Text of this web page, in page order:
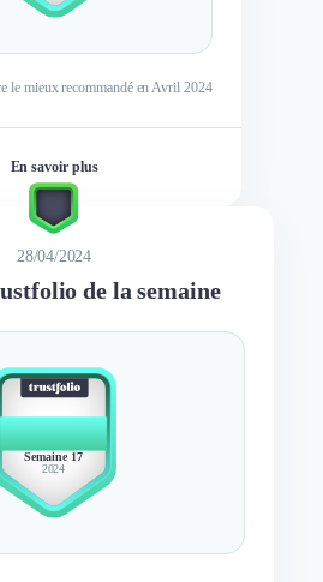
le mieux recommandé en Avril 2024
En savoir plus
28/04/2024
de la semaine
BEST
MEMBER
Semaine 17
2024